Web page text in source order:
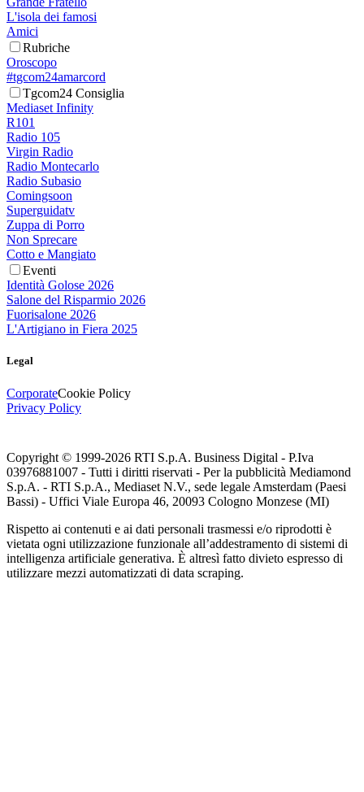
L'isola dei famosi
Amici
Rubriche
Oroscopo
#tgcom24amarcord
Tgcom24 Consiglia
Mediaset Infinity
R101
Radio 105
Virgin Radio
Radio Montecarlo
Radio Subasio
Comingsoon
Superguidatv
Zuppa di Porro
Non Sprecare
Cotto e Mangiato
Eventi
Identità Golose 2026
Salone del Risparmio 2026
Fuorisalone 2026
L'Artigiano in Fiera 2025
Legal
CorporateCookie Policy
Privacy Policy
Copyright © 1999-2026 RTI S.p.A. Business Digital - P.Iva
03976881007 - Tutti i diritti riservati - Per la pubblicità Mediamond
S.p.A. - RTI S.p.A., Mediaset N.V., sede legale Amsterdam (Paesi
Bassi) - Uffici Viale Europa 46, 20093 Cologno Monzese (MI)
Rispetto ai contenuti e ai dati personali trasmessi e/o riprodotti è
vietata ogni utilizzazione funzionale all’addestramento di sistemi di
intelligenza artificiale generativa. È altresì fatto divieto espresso di
utilizzare mezzi automatizzati di data scraping.